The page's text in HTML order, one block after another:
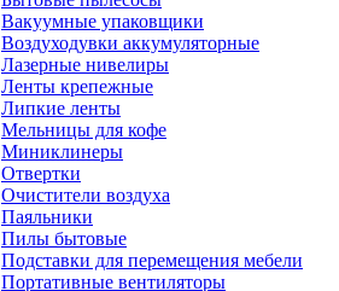
Вакуумные упаковщики
Воздуходувки аккумуляторные
Лазерные нивелиры
Ленты крепежные
Липкие ленты
Мельницы для кофе
Миниклинеры
Отвертки
Очистители воздуха
Паяльники
Пилы бытовые
Подставки для перемещения мебели
Портативные вентиляторы